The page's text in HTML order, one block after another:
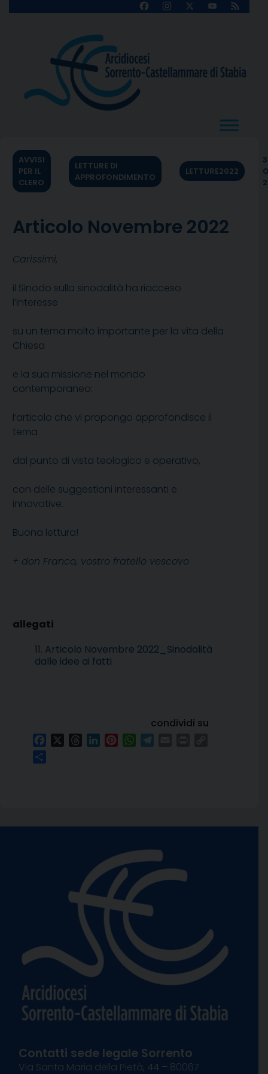
FacebookInstagram
X
YouTube
Feed
AVVISI
PER IL
CLERO
LETTURE DI
APPROFONDIMENTO
LETTURE2022
Articolo Novembre 2022
Carissimi,
il Sinodo sulla sinodalità ha riacceso
l’interesse
su un tema molto importante per la vita della
Chiesa
e la sua missione nel mondo
contemporaneo:
l’articolo che vi propongo approfondisce il
tema
dal punto di vista teologico e operativo,
con delle suggestioni interessanti e
innovative.
Buona lettura!
+ don Franco, vostro fratello vescovo
11. Articolo Novembre 2022_Sinodalità
dalle idee ai fatti
condividi su
FacebookThreadsLinkedInPinterestWhatsApp
Contatti sede legale Sorrento
Via Santa Maria della Pietà, 44 – 80067